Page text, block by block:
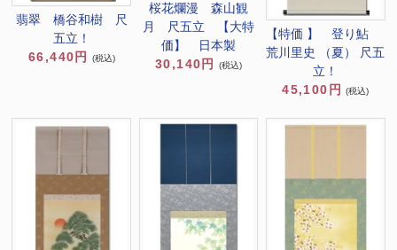
翡翠 橋谷和樹 尺
五立！
66,440円
(税込)
桜花爛漫 森山観
月 尺五立 【大特
価】 日本製
30,140円
(税込)
【特価 】 登り鮎
荒川里史 （夏） 尺五
立！
45,100円
(税込)